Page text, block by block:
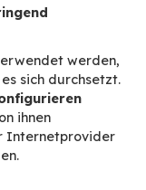
und andere
anderes
von SPF und
ihm können